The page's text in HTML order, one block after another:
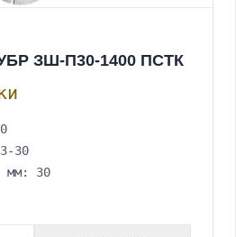
ЗШ-П30-1400 ПСТК
30
мм: 30